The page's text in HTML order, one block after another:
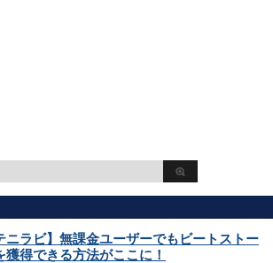
ニラビ】無課金ユーザーでもビートストー
獲得できる方法がここに！